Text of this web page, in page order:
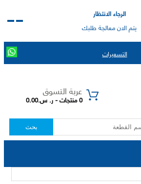
الرجاء الانتظار
يتم الان معالجة طلبك
التسعيرات
عربة التسوق
0 منتجات - ر. س.0.00
بحث